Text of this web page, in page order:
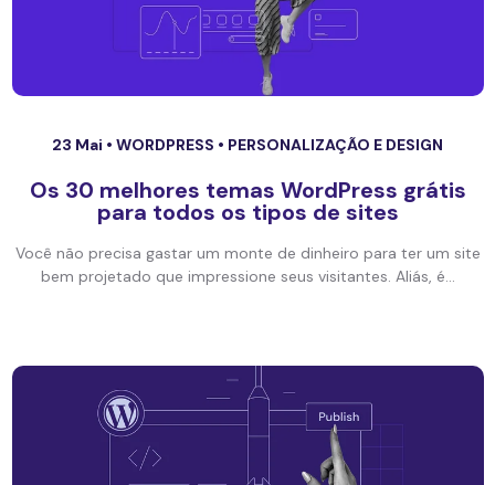
23 Mai • WORDPRESS • PERSONALIZAÇÃO E DESIGN
Os 30 melhores temas WordPress grátis
para todos os tipos de sites
Você não precisa gastar um monte de dinheiro para ter um site
bem projetado que impressione seus visitantes. Aliás, é...